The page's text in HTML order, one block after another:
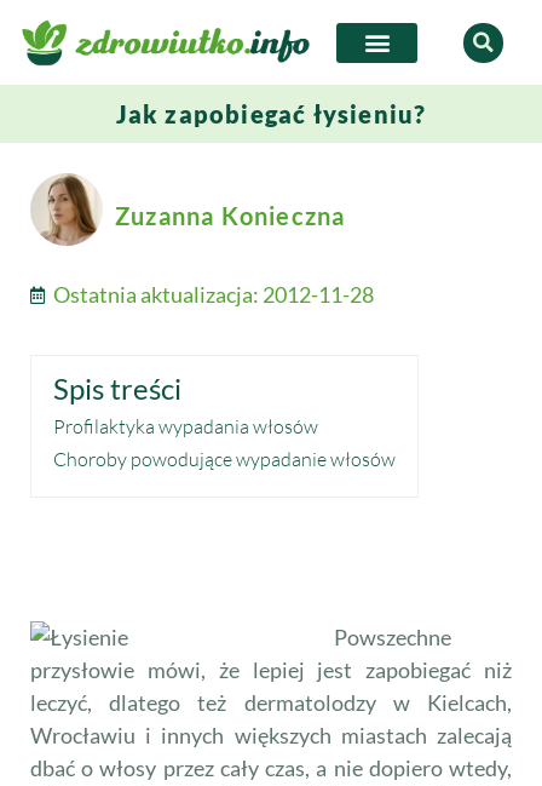
Jak zapobiegać łysieniu?
Zuzanna Konieczna
Ostatnia aktualizacja: 2012-11-28
Spis treści
Profilaktyka wypadania włosów
Choroby powodujące wypadanie włosów
Powszechne
przysłowie mówi, że lepiej jest zapobiegać niż
leczyć, dlatego też dermatolodzy w Kielcach,
Wrocławiu i innych większych miastach zalecają
dbać o włosy przez cały czas, a nie dopiero wtedy,